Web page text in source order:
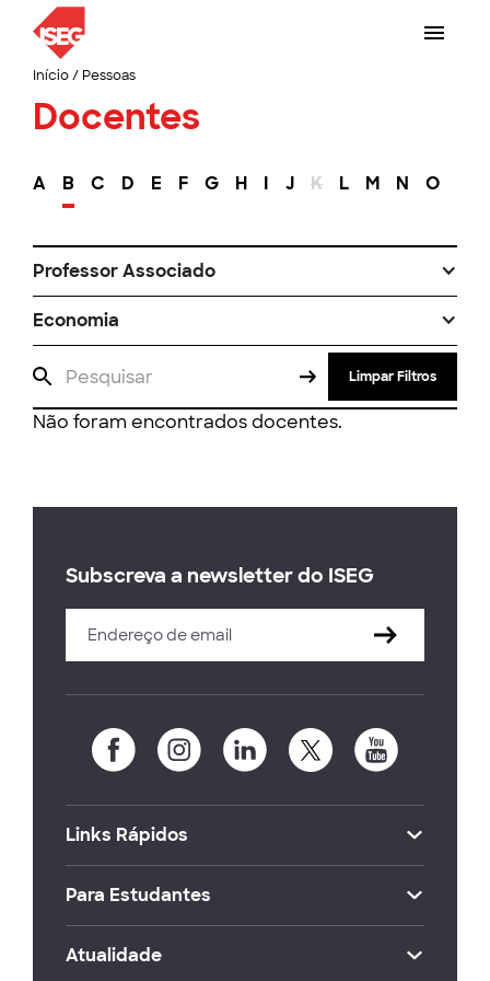
Início/ Pessoas
Docentes
A B C D E F G H I J K L M N O
Professor Associado
Economia
Limpar Filtros
Não foram encontrados docentes.
Subscreva a newsletter do ISEG
Links Rápidos
Para Estudantes
Atualidade